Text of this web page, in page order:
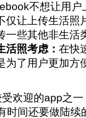
不想让用
仅让上传生活照
一些其他非生活
活照考虑： 在快
为了用户更加方
欢迎的app之
时间还要做陆续